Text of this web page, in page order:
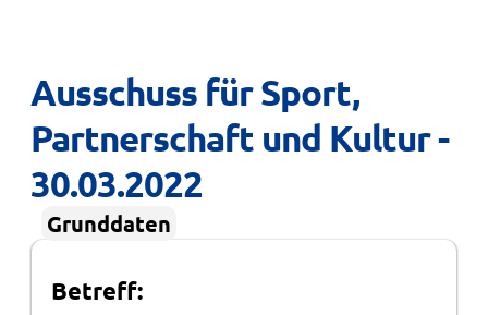
Ausschuss für Sport,
Partnerschaft und Kultur -
30.03.2022
Grunddaten
Betreff: